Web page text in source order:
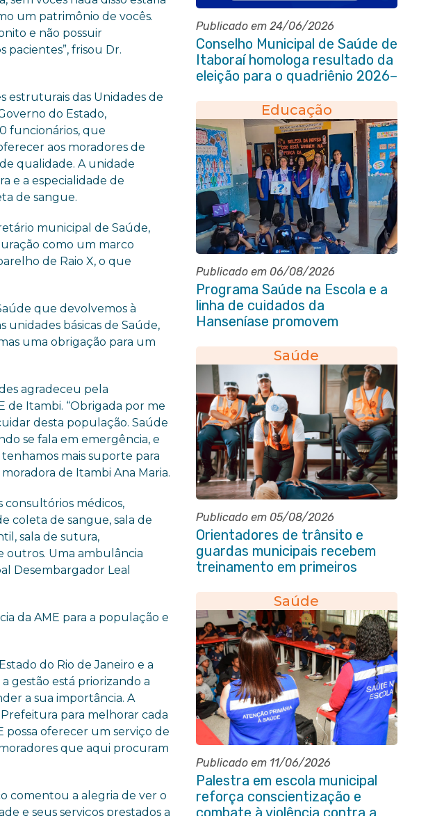
um patrimônio de vocês.
e não possuir
frisou Dr.
estruturais das Unidades de
do Estado,
funcionários, que
aos moradores de
qualidade. A unidade
e a especialidade de
de sangue.
municipal de Saúde,
como um marco
de Raio X, o que
que devolvemos à
unidades básicas de Saúde,
uma obrigação para um
agradeceu pela
Itambi. “Obrigada por me
desta população. Saúde
se fala em emergência, e
mais suporte para
de Itambi Ana Maria.
consultórios médicos,
coleta de sangue, sala de
sala de sutura,
outros. Uma ambulância
Desembargador Leal
da AME para a população e
do Rio de Janeiro e a
gestão está priorizando a
a sua importância. A
para melhorar cada
possa oferecer um serviço de
que aqui procuram
comentou a alegria de ver o
e seus serviços prestados a
Publicado em 24/06/2026
Conselho Municipal de Saúde de
Itaboraí homologa resultado da
eleição para o quadriênio 2026–
Educação
Publicado em 06/08/2026
Programa Saúde na Escola e a
linha de cuidados da
Hanseníase promovem
hanseníase na E.M Adelaide de
Magalhães Seabra
Saúde
Publicado em 05/08/2026
Orientadores de trânsito e
guardas municipais recebem
treinamento em primeiros
Saúde
Publicado em 11/06/2026
Palestra em escola municipal
reforça conscientização e
combate à violência contra a